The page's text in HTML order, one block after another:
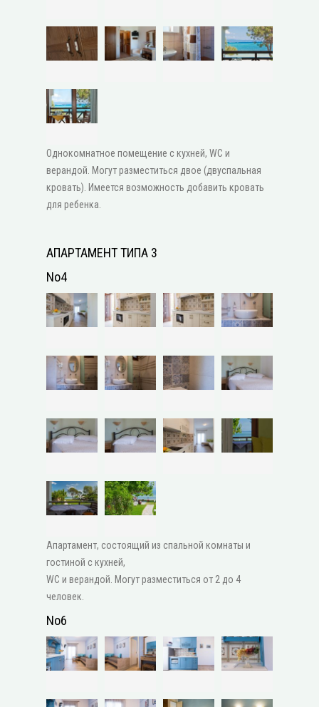
Однокомнатное помещение с кухней, WC и
верандой. Могут разместиться двое (двуспальная
кровать). Имеется возможность добавить кровать
для ребенка.
АПАРТАМЕНТ ТИПА 3
No4
Апартамент, состоящий из спальной комнаты и
гостиной с кухней,
WC и верандой. Могут разместиться от 2 до 4
человек.
No6